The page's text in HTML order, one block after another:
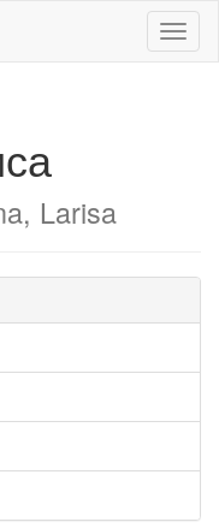
Larisa